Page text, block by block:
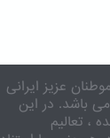
عزیز ایرانی
باشد. در این
، تعالیم